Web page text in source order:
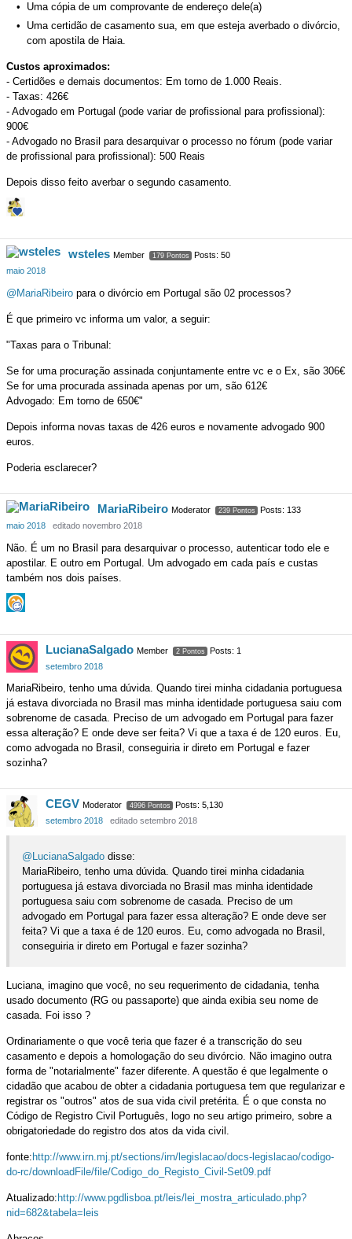
Uma cópia de um comprovante de endereço dele(a)
Uma certidão de casamento sua, em que esteja averbado o divórcio,
com apostila de Haia.
Custos aproximados:
- Certidões e demais documentos: Em torno de 1.000 Reais.
- Taxas: 426€
- Advogado em Portugal (pode variar de profissional para profissional):
900€
- Advogado no Brasil para desarquivar o processo no fórum (pode variar
de profissional para profissional): 500 Reais
Depois disso feito averbar o segundo casamento.
wsteles Member 179 Pontos
Posts: 50
maio 2018
@MariaRibeiro para o divórcio em Portugal são 02 processos?
É que primeiro vc informa um valor, a seguir:
"Taxas para o Tribunal:
Se for uma procuração assinada conjuntamente entre vc e o Ex, são 306€
Se for uma procurada assinada apenas por um, são 612€
Advogado: Em torno de 650€"
Depois informa novas taxas de 426 euros e novamente advogado 900
euros.
Poderia esclarecer?
MariaRibeiro Moderator 239 Pontos
Posts: 133
maio 2018
editado novembro 2018
Não. É um no Brasil para desarquivar o processo, autenticar todo ele e
apostilar. E outro em Portugal. Um advogado em cada país e custas
também nos dois países.
LucianaSalgado Member 2 Pontos
Posts: 1
setembro 2018
MariaRibeiro, tenho uma dúvida. Quando tirei minha cidadania portuguesa
já estava divorciada no Brasil mas minha identidade portuguesa saiu com
sobrenome de casada. Preciso de um advogado em Portugal para fazer
essa alteração? E onde deve ser feita? Vi que a taxa é de 120 euros. Eu,
como advogada no Brasil, conseguiria ir direto em Portugal e fazer
sozinha?
CEGV Moderator 4996 Pontos
Posts: 5,130
setembro 2018
editado setembro 2018
@LucianaSalgado disse:
MariaRibeiro, tenho uma dúvida. Quando tirei minha cidadania
portuguesa já estava divorciada no Brasil mas minha identidade
portuguesa saiu com sobrenome de casada. Preciso de um
advogado em Portugal para fazer essa alteração? E onde deve ser
feita? Vi que a taxa é de 120 euros. Eu, como advogada no Brasil,
conseguiria ir direto em Portugal e fazer sozinha?
Luciana, imagino que você, no seu requerimento de cidadania, tenha
usado documento (RG ou passaporte) que ainda exibia seu nome de
casada. Foi isso ?
Ordinariamente o que você teria que fazer é a transcrição do seu
casamento e depois a homologação do seu divórcio. Não imagino outra
forma de "notarialmente" fazer diferente. A questão é que legalmente o
cidadão que acabou de obter a cidadania portuguesa tem que regularizar e
registrar os "outros" atos de sua vida civil pretérita. É o que consta no
Código de Registro Civil Português, logo no seu artigo primeiro, sobre a
obrigatoriedade do registro dos atos da vida civil.
fonte: http://www.irn.mj.pt/sections/irn/legislacao/docs-legislacao/codigo-
do-rc/downloadFile/file/Codigo_do_Registo_Civil-Set09.pdf
Atualizado: http://www.pgdlisboa.pt/leis/lei_mostra_articulado.php?
nid=682&tabela=leis